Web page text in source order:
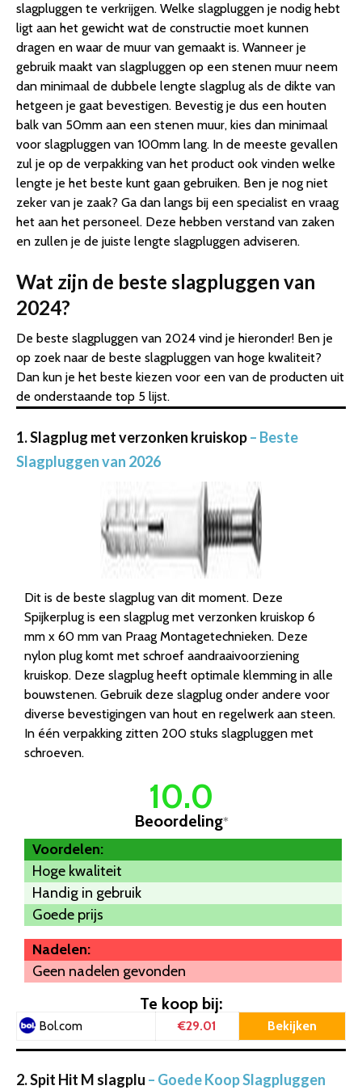
slagpluggen te verkrijgen. Welke slagpluggen je nodig hebt
ligt aan het gewicht wat de constructie moet kunnen
dragen en waar de muur van gemaakt is. Wanneer je
gebruik maakt van slagpluggen op een stenen muur neem
dan minimaal de dubbele lengte slagplug als de dikte van
hetgeen je gaat bevestigen. Bevestig je dus een houten
balk van 50mm aan een stenen muur, kies dan minimaal
voor slagpluggen van 100mm lang. In de meeste gevallen
zul je op de verpakking van het product ook vinden welke
lengte je het beste kunt gaan gebruiken. Ben je nog niet
zeker van je zaak? Ga dan langs bij een specialist en vraag
het aan het personeel. Deze hebben verstand van zaken
en zullen je de juiste lengte slagpluggen adviseren.
Wat zijn de beste slagpluggen van
2024?
De beste slagpluggen van 2024 vind je hieronder! Ben je
op zoek naar de beste slagpluggen van hoge kwaliteit?
Dan kun je het beste kiezen voor een van de producten uit
de onderstaande top 5 lijst.
1. Slagplug met verzonken kruiskop– Beste
Slagpluggen van 2026
Dit is de beste slagplug van dit moment. Deze
Spijkerplug is een slagplug met verzonken kruiskop 6
mm x 60 mm van Praag Montagetechnieken. Deze
nylon plug komt met schroef aandraaivoorziening
kruiskop. Deze slagplug heeft optimale klemming in alle
bouwstenen. Gebruik deze slagplug onder andere voor
diverse bevestigingen van hout en regelwerk aan steen.
In één verpakking zitten 200 stuks slagpluggen met
schroeven.
10.0
Beoordeling*
Voordelen:
Hoge kwaliteit
Handig in gebruik
Goede prijs
Nadelen:
Geen nadelen gevonden
Te koop bij:
Bol.com €29.01 Bekijken
2. Spit Hit M slagplu – Goede Koop Slagpluggen